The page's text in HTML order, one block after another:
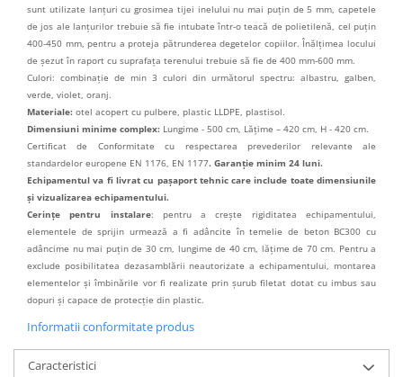
sunt utilizate lanțuri cu grosimea tijei inelului nu mai puțin de 5 mm, capetele
de jos ale lanțurilor trebuie să fie intubate într-o teacă de polietilenă, cel puțin
400-450 mm, pentru a proteja pătrunderea degetelor copiilor. Înălțimea locului
de șezut în raport cu suprafața terenului trebuie să fie de 400 mm-600 mm.
Culori: combinație de min 3 culori din următorul spectru: albastru, galben,
verde, violet, oranj.
Materiale: otel acopert cu pulbere, plastic LLDPE, plastisol.
Dimensiuni minime complex: Lungime - 500 cm, Lățime – 420 cm, H - 420 cm.
Certificat de Conformitate cu respectarea prevederilor relevante ale
standardelor europene EN 1176, EN 1177. Garanție minim 24 luni.
Echipamentul va fi livrat cu pașaport tehnic care include toate dimensiunile
și vizualizarea echipamentului.
Cerințe pentru instalare: pentru a crește rigiditatea echipamentului,
elementele de sprijin urmează a fi adâncite în temelie de beton BC300 cu
adâncime nu mai puțin de 30 cm, lungime de 40 cm, lățime de 70 cm. Pentru a
exclude posibilitatea dezasamblării neautorizate a echipamentului, montarea
elementelor și îmbinările vor fi realizate prin șurub filetat dotat cu imbus sau
dopuri și capace de protecție din plastic.
Informatii conformitate produs
Caracteristici